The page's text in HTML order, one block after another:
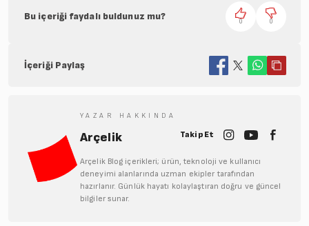
Bu içeriği faydalı buldunuz mu? 0 0
İçeriği Paylaş
YAZAR HAKKINDA
Arçelik Takip Et
Arçelik Blog içerikleri; ürün, teknoloji ve kullanıcı
deneyimi alanlarında uzman ekipler tarafından
hazırlanır. Günlük hayatı kolaylaştıran doğru ve güncel
bilgiler sunar.